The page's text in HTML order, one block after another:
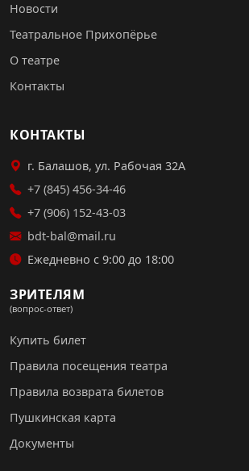
Новости
Театральное Прихопёрье
О театре
Контакты
КОНТАКТЫ
г. Балашов, ул. Рабочая 32А
+7 (845) 456-34-46
+7 (906) 152-43-03
bdt-bal@mail.ru
Ежедневно с 9:00 до 18:00
ЗРИТЕЛЯМ
(вопрос-ответ)
Купить билет
Правила посещения театра
Правила возврата билетов
Пушкинская карта
Документы